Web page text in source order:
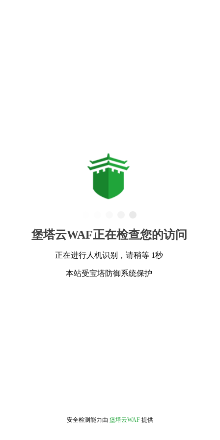
堡塔云WAF正在检查您的访问
正在进行人机识别，请稍等 1秒
本站受宝塔防御系统保护
安全检测能力由 堡塔云WAF 提供